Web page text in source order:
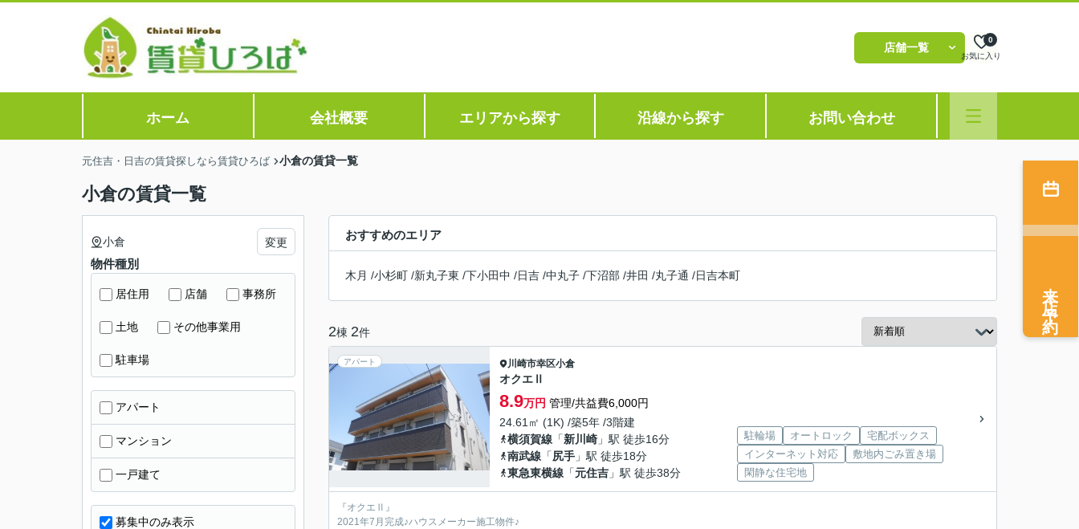
店舗一覧
お気に入り
0
ホーム 会社概要 エリアから探す 沿線から探す お問い合わせ
元住吉・日吉の賃貸探しなら賃貸ひろば 小倉の賃貸一覧
小倉の賃貸一覧
おすすめのエリア
木月 /小杉町 /新丸子東 /下小田中 /日吉 /中丸子 /下沼部 /井田 /丸子通 /日吉本町
2棟 2件
アパート 川崎市幸区小倉
オクエⅡ
8.9万円 管理/共益費6,000円
24.61㎡ (1K) /築5年 /3階建
横須賀線 「新川崎 」駅 徒歩16分
南武線 「尻手 」駅 徒歩18分
東急東横線 「元住吉 」駅 徒歩38分
駐輪場 オートロック
宅配ボックス
インターネット対応
敷地内ごみ置き場
閑静な住宅地
『オクエⅡ』
2021年7月完成♪ハウスメーカー施工物件♪
小倉 変更
物件種別
居住用 店舗 事務所
土地 その他事業用
駐車場
アパート
マンション
一戸建て
募集中のみ表示
来店予約